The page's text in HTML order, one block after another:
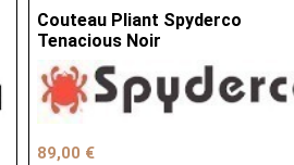
Couteau Pliant Spyderco
Tenacious Noir
89,00 €